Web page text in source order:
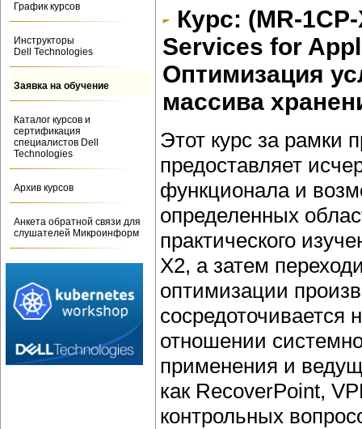
График курсов
Инструкторы
Dell Technologies
Заявка на обучение
Каталог курсов и
сертификация
специалистов Dell
Technologies
Архив курсов
Анкета обратной связи для
слушателей Микроинформ
Курс: (MR-
Services for
Оптимизация
массива
Этот курс за рамки
предоставляет
функционала и
определенных
практического
X2, а затем
оптимизации
сосредоточивается
отношении
применения и
как RecoverPoint,
контрольных